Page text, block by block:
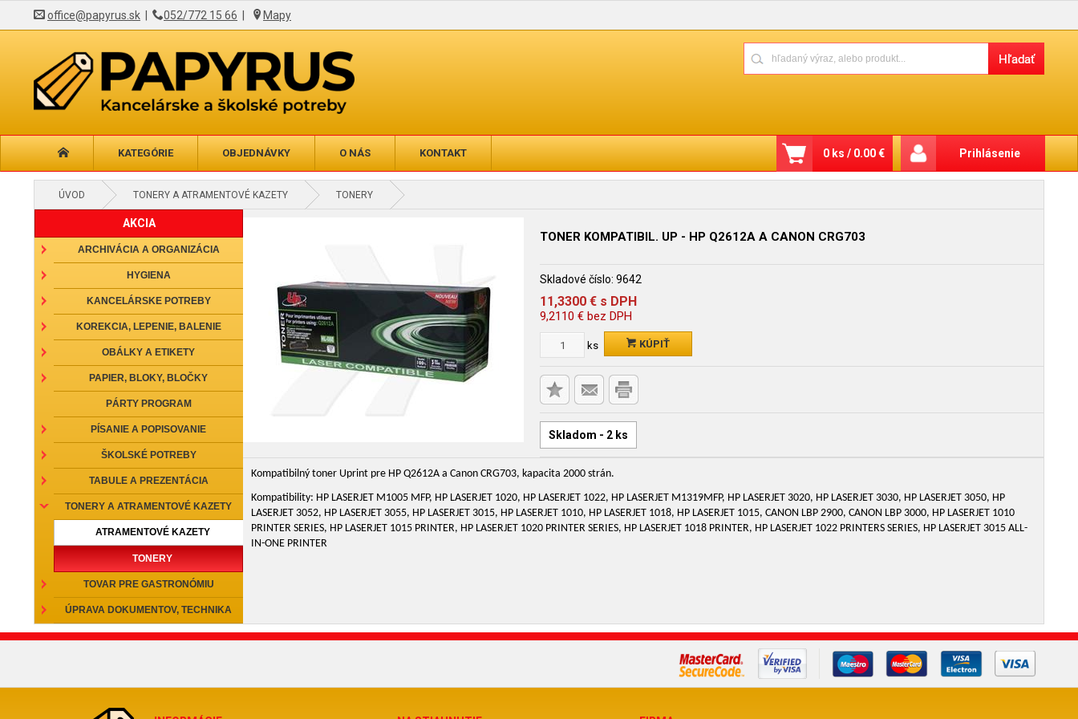
office@papyrus.sk 052/772 15 66 Mapy
KATEGÓRIE OBJEDNÁVKY O NÁS KONTAKT Prihlásenie
0 ks / 0.00 €
ÚVOD TONERY A ATRAMENTOVÉ KAZETY TONERY
AKCIA
ARCHIVÁCIA A ORGANIZÁCIA
HYGIENA
KANCELÁRSKE POTREBY
KOREKCIA, LEPENIE, BALENIE
OBÁLKY A ETIKETY
PAPIER, BLOKY, BLOČKY
PÁRTY PROGRAM
PÍSANIE A POPISOVANIE
ŠKOLSKÉ POTREBY
TABULE A PREZENTÁCIA
TONERY A ATRAMENTOVÉ KAZETY
ATRAMENTOVÉ KAZETY
TONERY
TOVAR PRE GASTRONÓMIU
ÚPRAVA DOKUMENTOV, TECHNIKA
TONER KOMPATIBIL. UP - HP Q2612A A CANON CRG703
Skladové číslo: 9642
11,3300 € s DPH
9,2110 € bez DPH
ks KÚPIŤ
Skladom - 2 ks
Kompatibilný toner Uprint pre HP Q2612A a Canon CRG703, kapacita 2000 strán.
Kompatibility: HP LASERJET M1005 MFP, HP LASERJET 1020, HP LASERJET 1022, HP LASERJET M1319MFP, HP LASERJET 3020, HP LASERJET 3030, HP LASERJET 3050, HP
LASERJET 3052, HP LASERJET 3055, HP LASERJET 3015, HP LASERJET 1010, HP LASERJET 1018, HP LASERJET 1015, CANON LBP 2900, CANON LBP 3000, HP LASERJET 1010
PRINTER SERIES, HP LASERJET 1015 PRINTER, HP LASERJET 1020 PRINTER SERIES, HP LASERJET 1018 PRINTER, HP LASERJET 1022 PRINTERS SERIES, HP LASERJET 3015 ALL-
IN-ONE PRINTER